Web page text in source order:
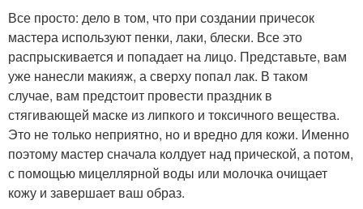
Все просто: дело в том, что при создании причесок
мастера используют пенки, лаки, блески. Все это
распрыскивается и попадает на лицо. Представьте, вам
уже нанесли макияж, а сверху попал лак. В таком
случае, вам предстоит провести праздник в
стягивающей маске из липкого и токсичного вещества.
Это не только неприятно, но и вредно для кожи. Именно
поэтому мастер сначала колдует над прической, а потом,
с помощью мицеллярной воды или молочка очищает
кожу и завершает ваш образ.